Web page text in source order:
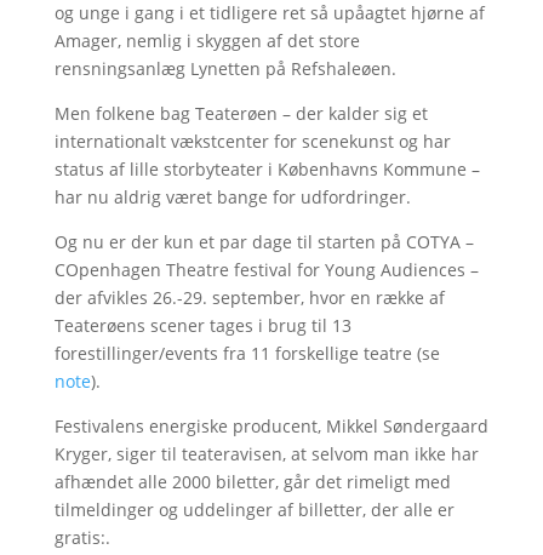
og unge i gang i et tidligere ret så upåagtet hjørne af
Amager, nemlig i skyggen af det store
rensningsanlæg Lynetten på Refshaleøen.
Men folkene bag Teaterøen – der kalder sig et
internationalt vækstcenter for scenekunst og har
status af lille storbyteater i Københavns Kommune –
har nu aldrig været bange for udfordringer.
Og nu er der kun et par dage til starten på COTYA –
COpenhagen Theatre festival for Young Audiences –
der afvikles 26.-29. september, hvor en række af
Teaterøens scener tages i brug til 13
forestillinger/events fra 11 forskellige teatre (se
note).
Festivalens energiske producent, Mikkel Søndergaard
Kryger, siger til teateravisen, at selvom man ikke har
afhændet alle 2000 biletter, går det rimeligt med
tilmeldinger og uddelinger af billetter, der alle er
gratis:.